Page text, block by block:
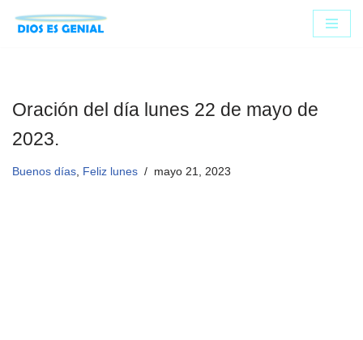
Oración del día lunes 22 de mayo de
2023.
Buenos días, Feliz lunes mayo 21, 2023